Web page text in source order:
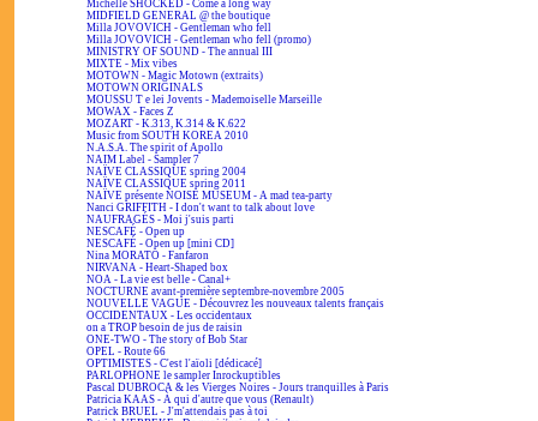
Michelle SHOCKED - Come a long way
MIDFIELD GENERAL @ the boutique
Milla JOVOVICH - Gentleman who fell
Milla JOVOVICH - Gentleman who fell (promo)
MINISTRY OF SOUND - The annual III
MIXTE - Mix vibes
MOTOWN - Magic Motown (extraits)
MOTOWN ORIGINALS
MOUSSU T e lei Jovents - Mademoiselle Marseille
MOWAX - Faces Z
MOZART - K.313, K.314 & K.622
Music from SOUTH KOREA 2010
N.A.S.A. The spirit of Apollo
NAIM Label - Sampler 7
NAÏVE CLASSIQUE spring 2004
NAÏVE CLASSIQUE spring 2011
NAÏVE présente NOISE MUSEUM - A mad tea-party
Nanci GRIFFITH - I don't want to talk about love
NAUFRAGÉS - Moi j'suis parti
NESCAFÉ - Open up
NESCAFÉ - Open up [mini CD]
Nina MORATO - Fanfaron
NIRVANA - Heart-Shaped box
NOA - La vie est belle - Canal+
NOCTURNE avant-première septembre-novembre 2005
NOUVELLE VAGUE - Découvrez les nouveaux talents français
OCCIDENTAUX - Les occidentaux
on a TROP besoin de jus de raisin
ONE-TWO - The story of Bob Star
OPEL - Route 66
OPTIMISTES - C'est l'aïoli [dédicacé]
PARLOPHONE le sampler Inrockuptibles
Pascal DUBROCA & les Vierges Noires - Jours tranquilles à Paris
Patricia KAAS - À qui d'autre que vous (Renault)
Patrick BRUEL - J'm'attendais pas à toi